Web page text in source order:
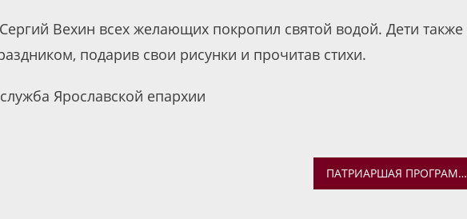
Вехин всех желающих покропил святой водой. Дети также
подарив свои рисунки и прочитав стихи.
Ярославской епархии
ПАТРИАРШАЯ ПРОГРАММА ИЗУЧЕНИЯ БИБЛИИ